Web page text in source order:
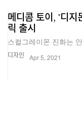
디자인
메디콤 토이, '디지
릭 출시
스컬그레이몬 진화는
Apr 5, 2021